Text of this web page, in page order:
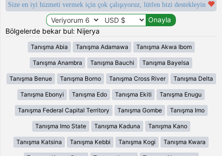
Size en iyi hizmeti vermek için çok çalışıyoruz, lütfen bizi destekleyin
Bölgelerde bekar bul: Nijerya
Tanışma Abia Tanışma Adamawa Tanışma Akwa Ibom
Tanışma Anambra Tanışma Bauchi Tanışma Bayelsa
Tanışma Benue Tanışma Borno Tanışma Cross River Tanışma Delta
Tanışma Ebonyi Tanışma Edo Tanışma Ekiti Tanışma Enugu
Tanışma Federal Capital Territory Tanışma Gombe Tanışma Imo
Tanışma Imo State Tanışma Kaduna Tanışma Kano
Tanışma Katsina Tanışma Kebbi Tanışma Kogi Tanışma Kwara